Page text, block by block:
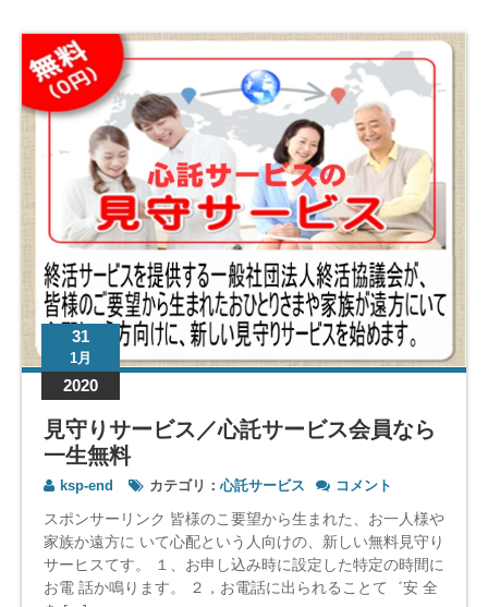
31
1月
2020
見守りサービス／心託サービス会員なら
一生無料
ksp-end カテゴリ：心託サービス
見
り
サ
ー
ビ
コメント
スポンサーリンク 皆様のこ要望から生まれた、お一人様や
家族か遠方に いて心配という人向けの、新しい無料見守り
サーヒスてす。 １、お申し込み時に設定した特定の時間に
お電 話か鳴ります。 ２，お電話に出られることて゛安 全